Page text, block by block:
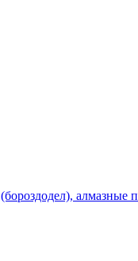
(бороздодел), алмазные